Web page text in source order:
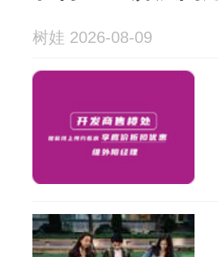
树娃 2026-08-09